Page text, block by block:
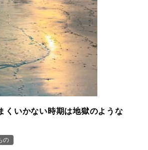
くいかない時期は地獄のような
の